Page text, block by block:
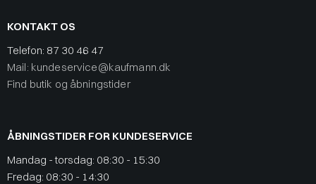
KONTAKT OS
Telefon: 87 30 46 47
Mail: kundeservice@kaufmann.dk
Find butik og åbningstider
ÅBNINGSTIDER FOR KUNDESERVICE
Mandag - torsdag: 08:30 - 15:30
Fredag: 08:30 - 14:30